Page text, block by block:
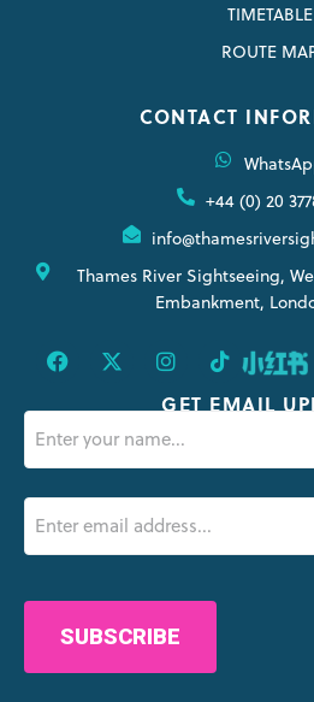
TIMETABLE
ROUTE
CONTACT
+44 (0) 20
Thames River Sightseeing,
Embankment,
GET EMAIL
(erforderlich)